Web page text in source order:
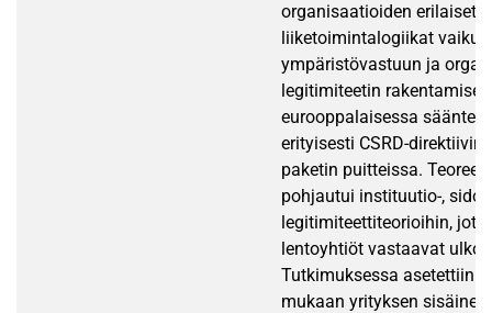
organisaatioiden erilaiset
liiketoimintalogiikat
ympäristövastuun ja
legitimiteetin
eurooppalaisessa
erityisesti CSRD-direktiivin
paketin puitteissa.
pohjautui instituutio-,
legitimiteettiteorioihin,
lentoyhtiöt vastaavat
Tutkimuksessa asetettiin
mukaan yrityksen sisäinen